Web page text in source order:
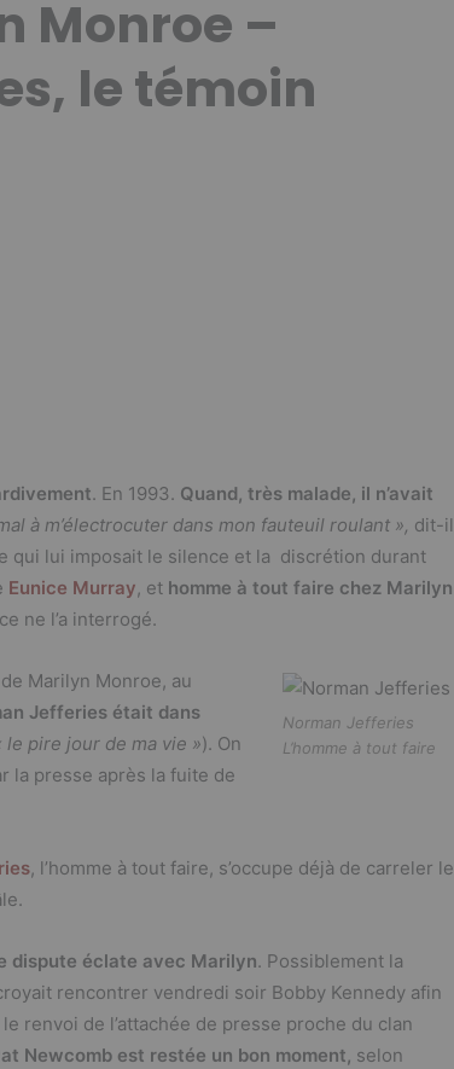
Monroe –
le témoin
. En 1993. Quand, très malade, il n’avait
à m’électrocuter dans mon fauteuil roulant », dit-il
qui lui imposait le silence et la discrétion durant
Eunice Murray, et homme à tout faire chez Marilyn
ne l’a interrogé.
Norman Jefferies
L’homme à tout faire
Marilyn Monroe, au
Jefferies était dans
le pire jour de ma vie »). On
la presse après la fuite de
, l’homme à tout faire, s’occupe déjà de carreler le
dispute éclate avec Marilyn. Possiblement la
rencontrer vendredi soir Bobby Kennedy afin
renvoi de l’attachée de presse proche du clan
Newcomb est restée un bon moment, selon